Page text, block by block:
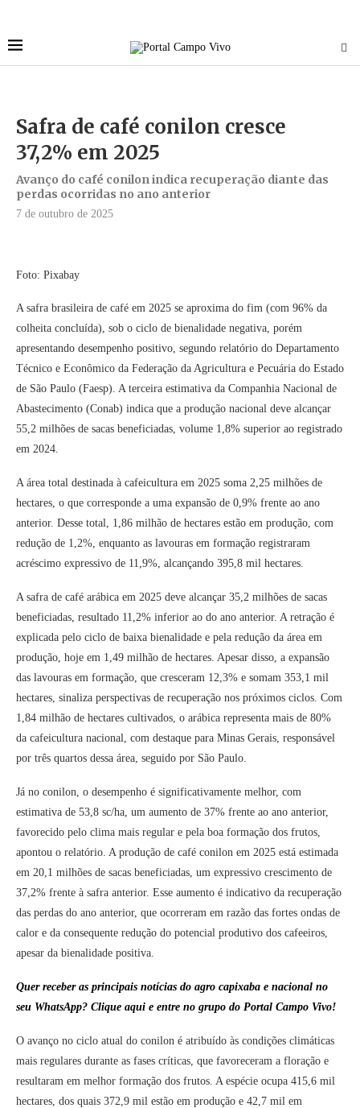
Safra de café conilon cresce
37,2% em 2025
Avanço do café conilon indica recuperação diante das
perdas ocorridas no ano anterior
7 de outubro de 2025
Foto: Pixabay
A safra brasileira de café em 2025 se aproxima do fim (com 96% da
colheita concluída), sob o ciclo de bienalidade negativa, porém
apresentando desempenho positivo, segundo relatório do Departamento
Técnico e Econômico da Federação da Agricultura e Pecuária do Estado
de São Paulo (Faesp). A terceira estimativa da Companhia Nacional de
Abastecimento (Conab) indica que a produção nacional deve alcançar
55,2 milhões de sacas beneficiadas, volume 1,8% superior ao registrado
em 2024.
A área total destinada à cafeicultura em 2025 soma 2,25 milhões de
hectares, o que corresponde a uma expansão de 0,9% frente ao ano
anterior. Desse total, 1,86 milhão de hectares estão em produção, com
redução de 1,2%, enquanto as lavouras em formação registraram
acréscimo expressivo de 11,9%, alcançando 395,8 mil hectares.
A safra de café arábica em 2025 deve alcançar 35,2 milhões de sacas
beneficiadas, resultado 11,2% inferior ao do ano anterior. A retração é
explicada pelo ciclo de baixa bienalidade e pela redução da área em
produção, hoje em 1,49 milhão de hectares. Apesar disso, a expansão
das lavouras em formação, que cresceram 12,3% e somam 353,1 mil
hectares, sinaliza perspectivas de recuperação nos próximos ciclos. Com
1,84 milhão de hectares cultivados, o arábica representa mais de 80%
da cafeicultura nacional, com destaque para Minas Gerais, responsável
por três quartos dessa área, seguido por São Paulo.
Já no conilon, o desempenho é significativamente melhor, com
estimativa de 53,8 sc/ha, um aumento de 37% frente ao ano anterior,
favorecido pelo clima mais regular e pela boa formação dos frutos,
apontou o relatório. A produção de café conilon em 2025 está estimada
em 20,1 milhões de sacas beneficiadas, um expressivo crescimento de
37,2% frente à safra anterior. Esse aumento é indicativo da recuperação
das perdas do ano anterior, que ocorreram em razão das fortes ondas de
calor e da consequente redução do potencial produtivo dos cafeeiros,
apesar da bienalidade positiva.
Quer receber as principais notícias do agro capixaba e nacional no
seu WhatsApp? Clique aqui e entre no grupo do Portal Campo Vivo!
O avanço no ciclo atual do conilon é atribuído às condições climáticas
mais regulares durante as fases críticas, que favoreceram a floração e
resultaram em melhor formação dos frutos. A espécie ocupa 415,6 mil
hectares, dos quais 372,9 mil estão em produção e 42,7 mil em